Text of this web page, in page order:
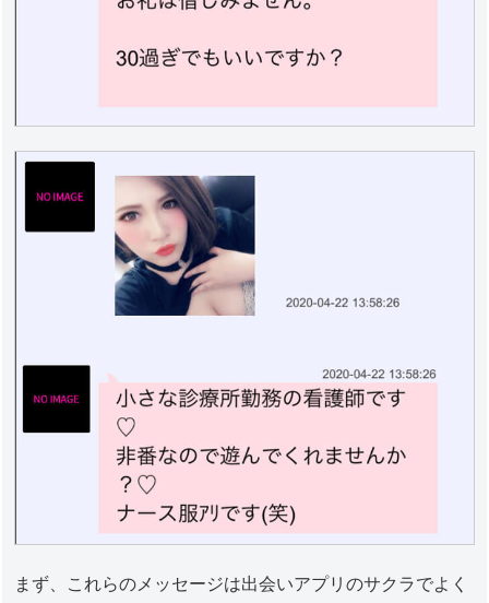
まず、これらのメッセージは出会いアプリのサクラでよく